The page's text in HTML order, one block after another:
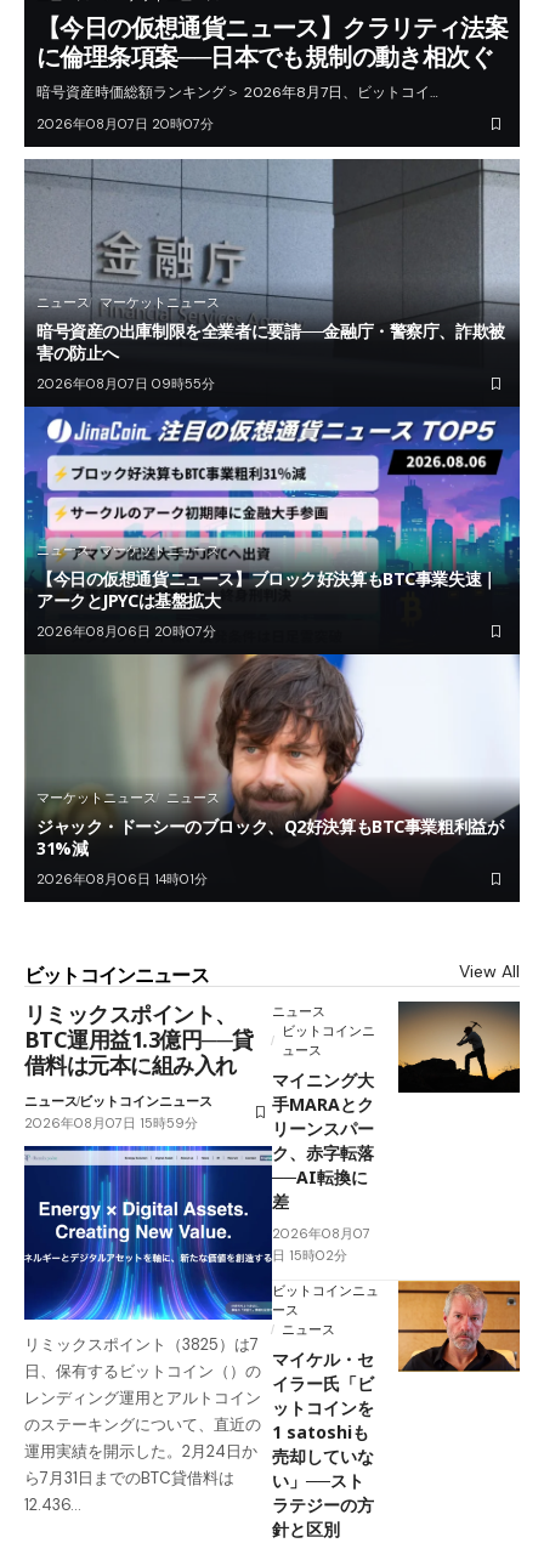
【今日の仮想通貨ニュース】クラリティ法案
に倫理条項案──日本でも規制の動き相次ぐ
暗号資産時価総額ランキング＞ 2026年8月7日、ビットコイ…
2026年08月07日 20時07分
ニュース マーケットニュース
暗号資産の出庫制限を全業者に要請──金融庁・警察庁、詐欺被
害の防止へ
2026年08月07日 09時55分
ニュース マーケットニュース
【今日の仮想通貨ニュース】ブロック好決算もBTC事業失速｜
アークとJPYCは基盤拡大
2026年08月06日 20時07分
マーケットニュース ニュース
ジャック・ドーシーのブロック、Q2好決算もBTC事業粗利益が
31%減
2026年08月06日 14時01分
ビットコインニュース View All
リミックスポイント、
BTC運用益1.3億円──貸
借料は元本に組み入れ
ニュースビットコインニュース
2026年08月07日 15時59分
リミックスポイント（3825）は7
日、保有するビットコイン（）の
レンディング運用とアルトコイン
のステーキングについて、直近の
運用実績を開示した。2月24日か
ら7月31日までのBTC貸借料は
12.436…
ニュース
ビットコインニ
ュース
マイニング大
手MARAとク
リーンスパー
ク、赤字転落
──AI転換に
差
2026年08月07
日 15時02分
ビットコインニュ
ース
ニュース
マイケル・セ
イラー氏「ビ
ットコインを
1 satoshiも
売却していな
い」──スト
ラテジーの方
針と区別